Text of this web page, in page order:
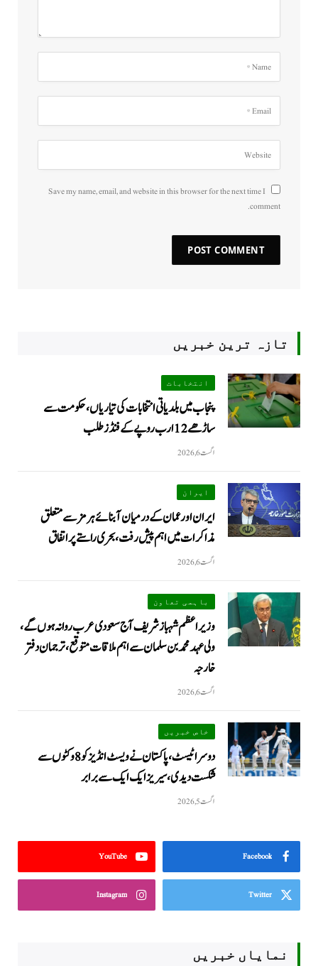
Save my name, email, and website in this browser for the next time I
comment.
تازہ ترین خبریں
انتخابات
پنجاب میں بلدیاتی انتخابات کی تیاریاں، حکومت سے
ساڑھے 12 ارب روپے کے فنڈز طلب
اگست 6, 2026
ایران
ایران اور عمان کے درمیان آبنائے ہرمز سے متعلق
مذاکرات میں اہم پیش رفت، بحری راستے پر اتفاق
اگست 6, 2026
باہمی تعاون
وزیراعظم شہباز شریف آج سعودی عرب روانہ ہوں گے،
ولی عہد محمد بن سلمان سے اہم ملاقات متوقع، ترجمان دفتر
خارجہ
اگست 6, 2026
خاص خبریں
دوسرا ٹیسٹ، پاکستان نے ویسٹ انڈیز کو 8 وکٹوں سے
شکست دیدی، سیریز ایک ایک سے برابر
اگست 5, 2026
Facebook
YouTube
Twitter
Instagram
نمایاں خبریں